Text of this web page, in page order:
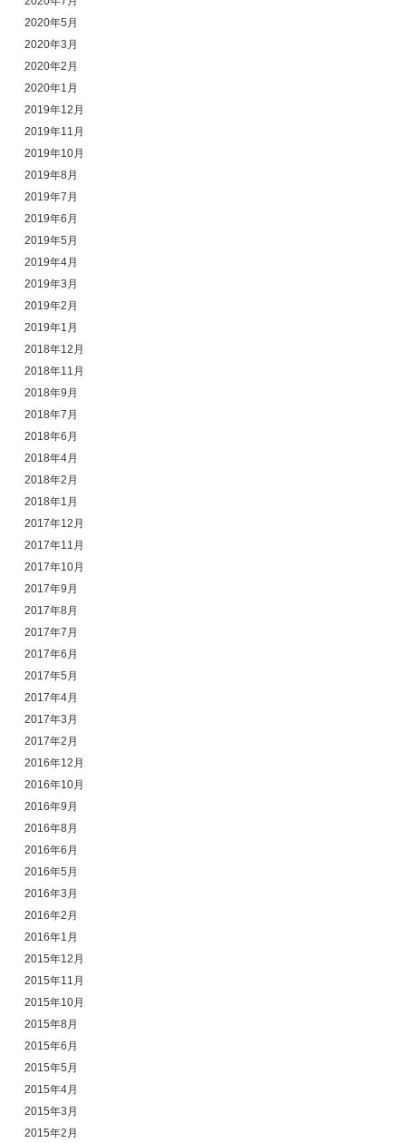
2020年5月
2020年3月
2020年2月
2020年1月
2019年12月
2019年11月
2019年10月
2019年8月
2019年7月
2019年6月
2019年5月
2019年4月
2019年3月
2019年2月
2019年1月
2018年12月
2018年11月
2018年9月
2018年7月
2018年6月
2018年4月
2018年2月
2018年1月
2017年12月
2017年11月
2017年10月
2017年9月
2017年8月
2017年7月
2017年6月
2017年5月
2017年4月
2017年3月
2017年2月
2016年12月
2016年10月
2016年9月
2016年8月
2016年6月
2016年5月
2016年3月
2016年2月
2016年1月
2015年12月
2015年11月
2015年10月
2015年8月
2015年6月
2015年5月
2015年4月
2015年3月
2015年2月